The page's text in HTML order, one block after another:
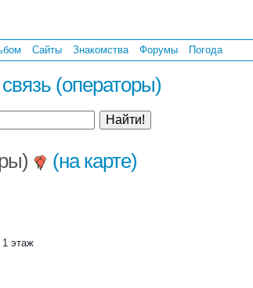
Сайты Знакомства Форумы Погода
(операторы)
(на карте)
этаж